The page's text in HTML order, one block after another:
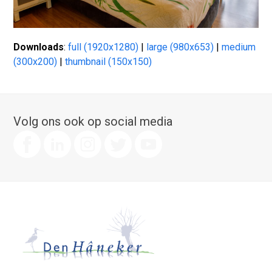
Downloads:full (1920x1280) | large (980x653) |medium
(300x200) |thumbnail (150x150)
Volg ons ook op social media